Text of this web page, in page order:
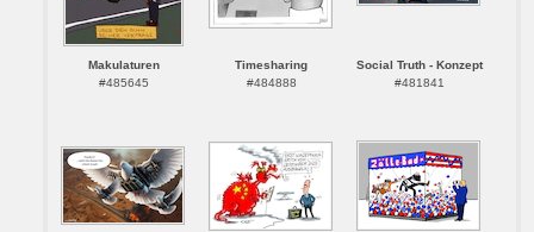
Makulaturen
#485645
Timesharing
#484888
Social Truth - Konzept
#481841